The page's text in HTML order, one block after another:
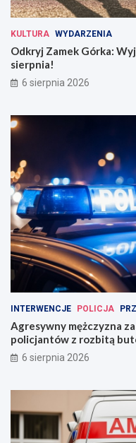
KULTURA WYDARZENIA
Odkryj Zamek Górka:
sierpnia!
6 sierpnia 2026
INTERWENCJE POLICJA
Agresywny mężczyzna
policjantów z rozbitą
6 sierpnia 2026